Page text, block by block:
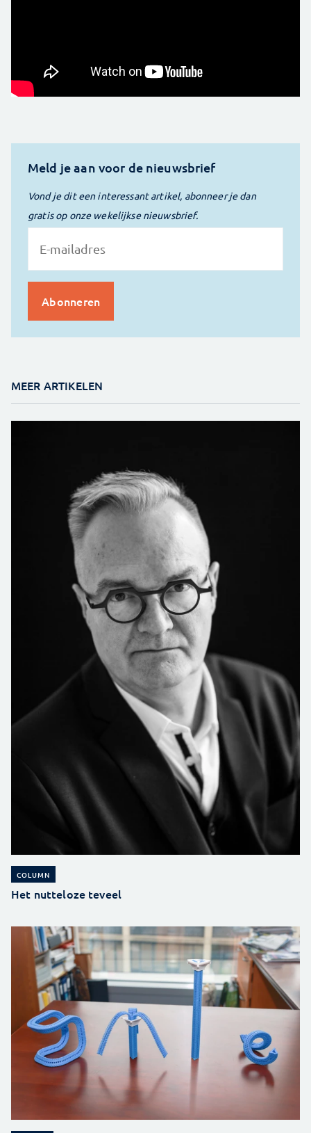
Meld je aan voor de nieuwsbrief
Vond je dit een interessant artikel, abonneer je dan
gratis op onze wekelijkse nieuwsbrief.
MEER ARTIKELEN
COLUMN
Het nutteloze teveel